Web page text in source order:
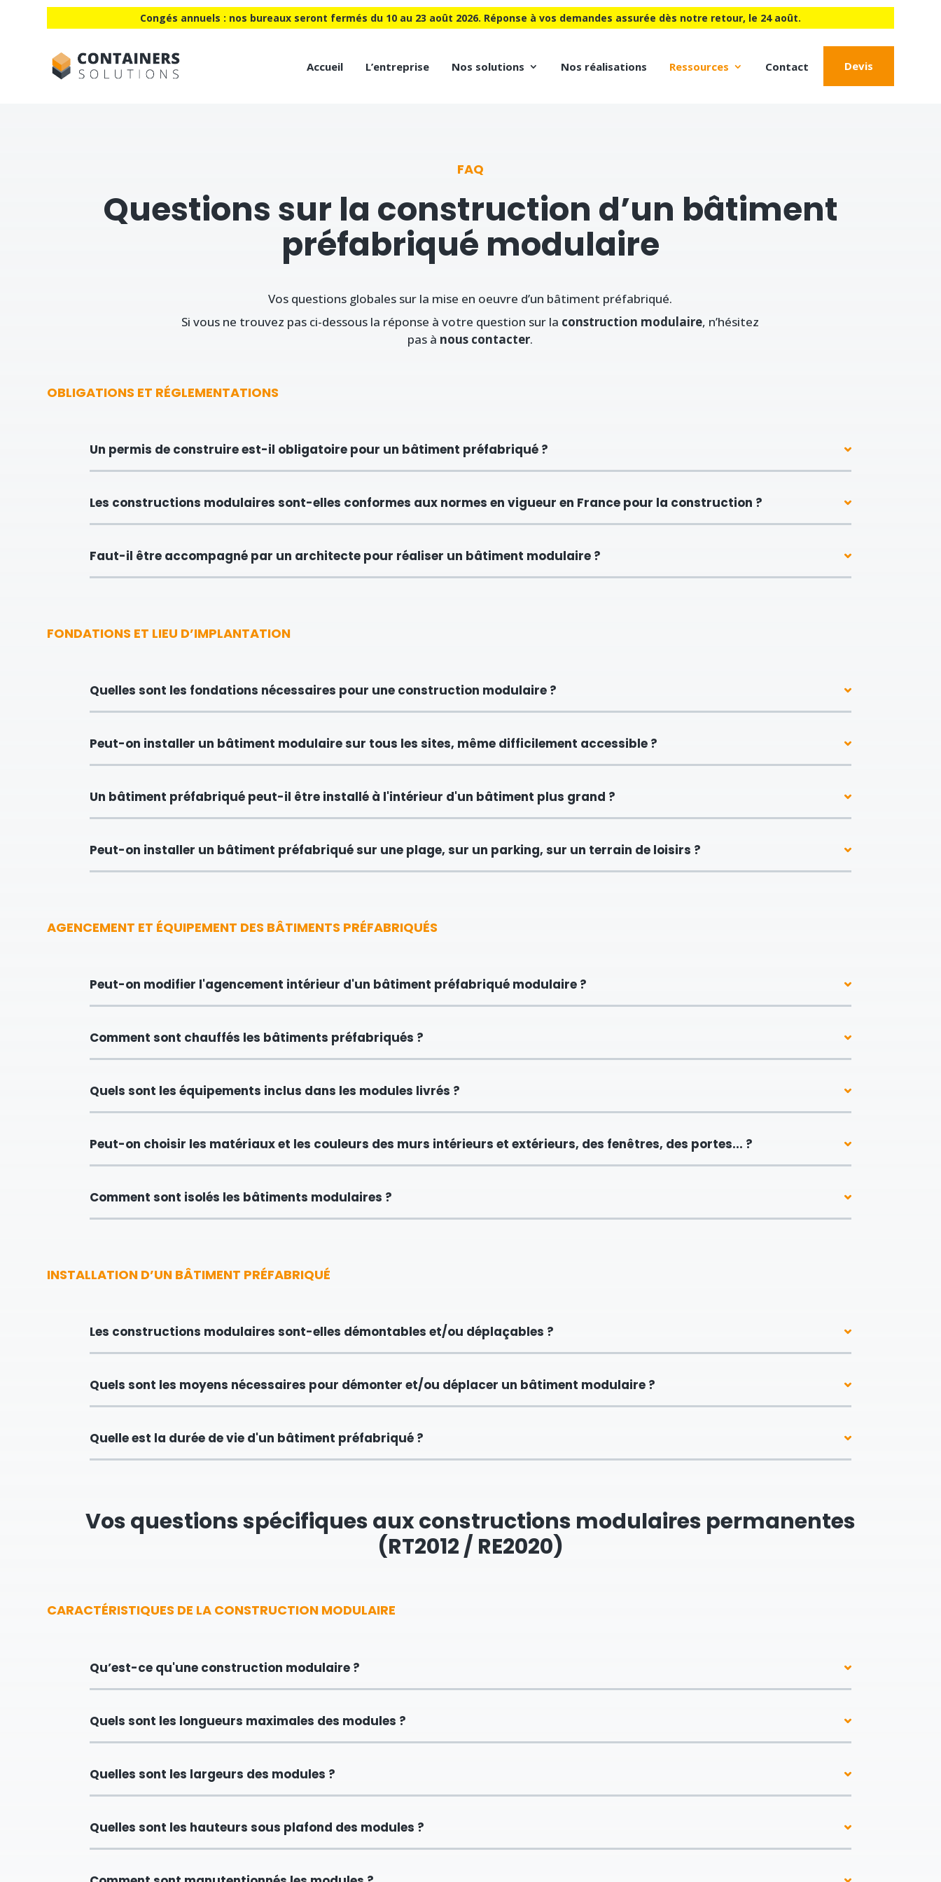
Congés annuels : nos bureaux seront fermés du 10 au 23 août 2026. Réponse à vos demandes assurée dès notre retour, le 24 août.
Accueil L’entreprise Nos solutions Nos réalisations Ressources Contact Devis
FAQ
Questions sur la construction d’un bâtiment
préfabriqué modulaire
Vos questions globales sur la mise en oeuvre d’un bâtiment préfabriqué.
Si vous ne trouvez pas ci-dessous la réponse à votre question sur la construction modulaire, n’hésitez
pas à nous contacter.
OBLIGATIONS ET RÉGLEMENTATIONS
Un permis de construire est-il obligatoire pour un bâtiment préfabriqué ?
Les constructions modulaires sont-elles conformes aux normes en vigueur en France pour la construction ?
Faut-il être accompagné par un architecte pour réaliser un bâtiment modulaire ?
FONDATIONS ET LIEU D’IMPLANTATION
Quelles sont les fondations nécessaires pour une construction modulaire ?
Peut-on installer un bâtiment modulaire sur tous les sites, même difficilement accessible ?
Un bâtiment préfabriqué peut-il être installé à l'intérieur d'un bâtiment plus grand ?
Peut-on installer un bâtiment préfabriqué sur une plage, sur un parking, sur un terrain de loisirs ?
AGENCEMENT ET ÉQUIPEMENT DES BÂTIMENTS PRÉFABRIQUÉS
Peut-on modifier l'agencement intérieur d'un bâtiment préfabriqué modulaire ?
Comment sont chauffés les bâtiments préfabriqués ?
Quels sont les équipements inclus dans les modules livrés ?
Peut-on choisir les matériaux et les couleurs des murs intérieurs et extérieurs, des fenêtres, des portes... ?
Comment sont isolés les bâtiments modulaires ?
INSTALLATION D’UN BÂTIMENT PRÉFABRIQUÉ
Les constructions modulaires sont-elles démontables et/ou déplaçables ?
Quels sont les moyens nécessaires pour démonter et/ou déplacer un bâtiment modulaire ?
Quelle est la durée de vie d'un bâtiment préfabriqué ?
Vos questions spécifiques aux constructions modulaires permanentes
(RT2012 / RE2020)
CARACTÉRISTIQUES DE LA CONSTRUCTION MODULAIRE
Qu’est-ce qu'une construction modulaire ?
Quels sont les longueurs maximales des modules ?
Quelles sont les largeurs des modules ?
Quelles sont les hauteurs sous plafond des modules ?